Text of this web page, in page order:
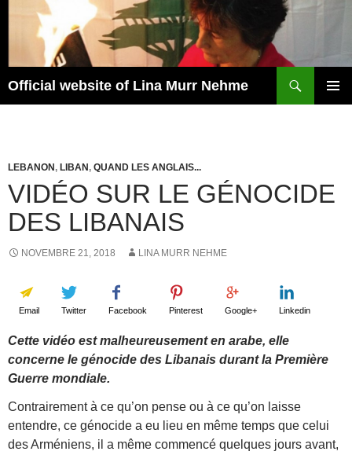
Official website of Lina Murr Nehme
LEBANON , LIBAN , QUAND LES ANGLAIS...
VIDÉO SUR LE GÉNOCIDE
DES LIBANAIS
NOVEMBRE 21, 2018 LINA MURR NEHME
Email Twitter Facebook Pinterest Google+ Linkedin
Cette vidéo est malheureusement en arabe, elle
concerne le génocide des Libanais durant la Première
Guerre mondiale.
Contrairement à ce qu’on pense ou à ce qu’on laisse
entendre, ce génocide a eu lieu en même temps que celui
des Arméniens, il a même commencé quelques jours avant,